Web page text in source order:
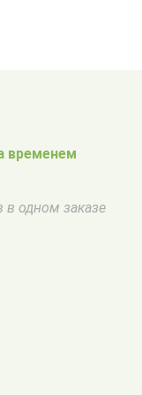
временем
в одном заказе